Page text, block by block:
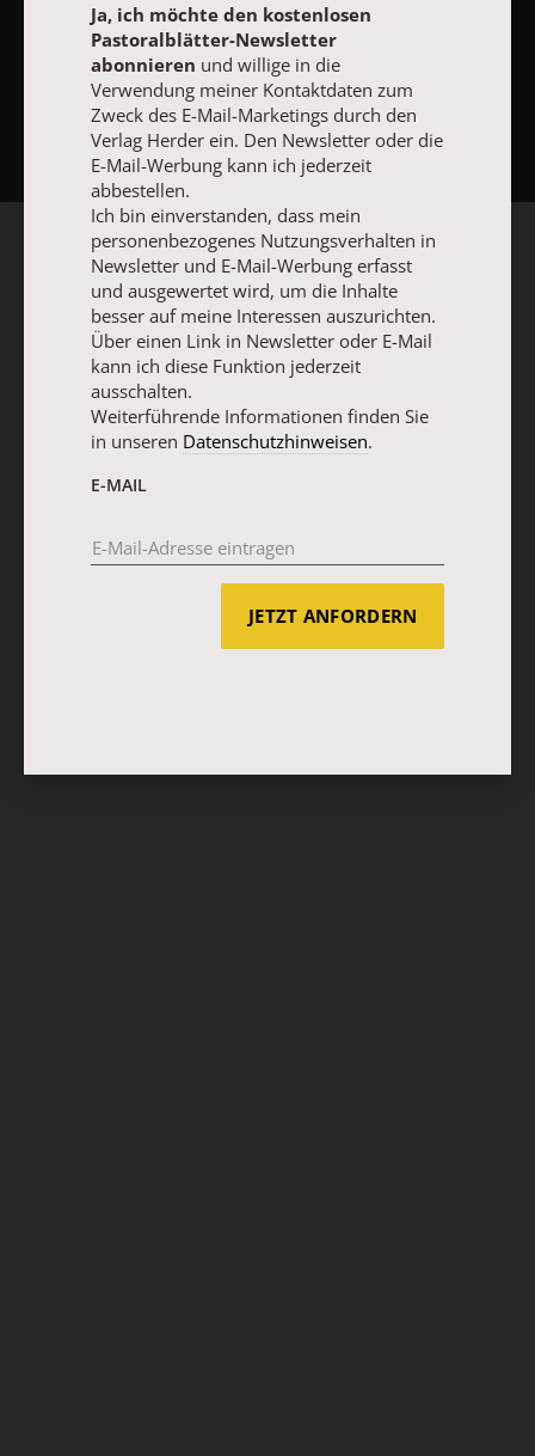
NACH OBEN
Ja, ich möchte den kostenlosen
Pastoralblätter-Newsletter
abonnieren und willige in die
Verwendung meiner Kontaktdaten zum
Zweck des E-Mail-Marketings durch den
Verlag Herder ein. Den Newsletter oder die
E-Mail-Werbung kann ich jederzeit
abbestellen.
Ich bin einverstanden, dass mein
personenbezogenes Nutzungsverhalten in
Newsletter und E-Mail-Werbung erfasst
und ausgewertet wird, um die Inhalte
besser auf meine Interessen auszurichten.
Über einen Link in Newsletter oder E-Mail
kann ich diese Funktion jederzeit
ausschalten.
Weiterführende Informationen finden Sie
in unseren Datenschutzhinweisen.
E-MAIL
JETZT ANFORDERN